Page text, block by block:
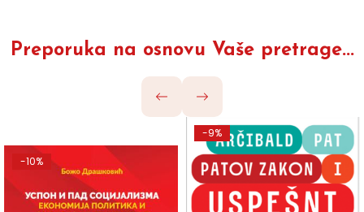
Preporuka na osnovu Vaše pretrage...
-10%
-9%